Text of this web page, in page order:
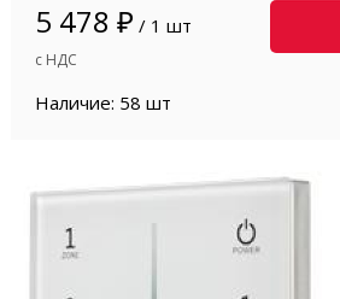
5 478 ₽ / 1 шт
с НДС
Наличие: 58 шт